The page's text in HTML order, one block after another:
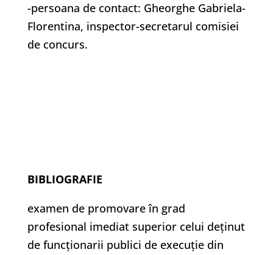
-persoana de contact: Gheorghe Gabriela-
Florentina, inspector-secretarul comisiei
de concurs.
BIBLIOGRAFIE
examen de promovare în grad
profesional imediat superior celui deţinut
de funcţionarii publici de execuţie din